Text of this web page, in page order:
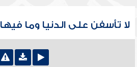
لا تأسفن على الدنيا وما فيها